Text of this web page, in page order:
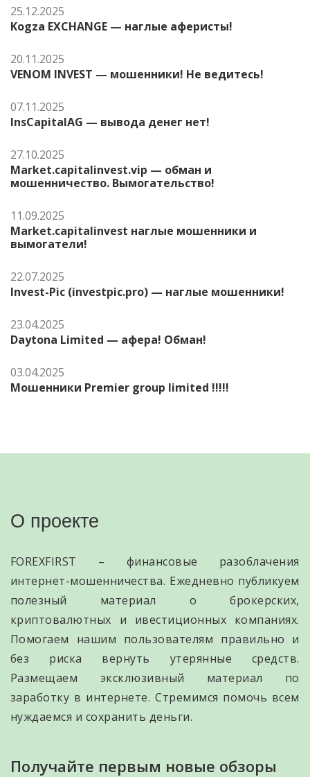
25.12.2025
Kogza EXCHANGE — наглые аферисты!
20.11.2025
VENOM INVEST — мошенники! Не ведитесь!
07.11.2025
InsCapitalAG — вывода денег нет!
27.10.2025
Market.capitalinvest.vip — обман и
мошенничество. Вымогательство!
11.09.2025
Market.capitalinvest наглые мошенники и
вымогатели!
22.07.2025
Invest-Pic (investpic.pro) — наглые мошенники!
23.04.2025
Daytona Limited — афера! Обман!
03.04.2025
Мошенники Premier group limited !!!!!
О проекте
FOREXFIRST – финансовые разоблачения
интернет-мошенничества. Ежедневно публикуем
полезный материал о брокерских,
криптовалютных и ивестиционных компаниях.
Помогаем нашим пользователям правильно и
без риска вернуть утерянные средств.
Размещаем эксклюзивный материал по
заработку в интернете. Стремимся помочь всем
нуждаемся и сохранить деньги.
Получайте первым новые обзоры